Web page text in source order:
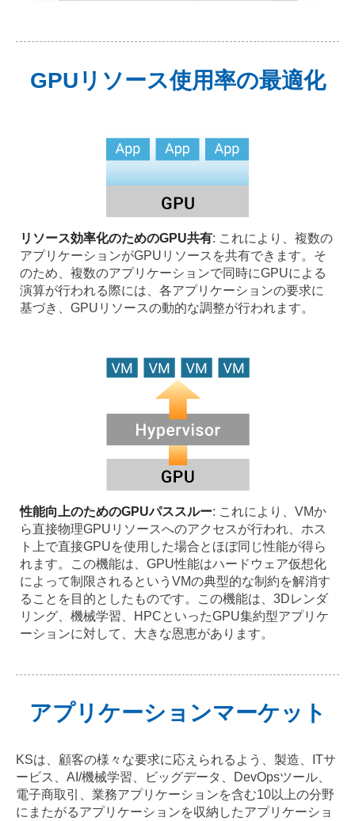
GPUリソース使用率の最適化
リソース効率化のためのGPU共有: これにより、複数の
アプリケーションがGPUリソースを共有できます。そ
のため、複数のアプリケーションで同時にGPUによる
演算が行われる際には、各アプリケーションの要求に
基づき、GPUリソースの動的な調整が行われます。
性能向上のためのGPUパススルー: これにより、VMか
ら直接物理GPUリソースへのアクセスが行われ、ホス
ト上で直接GPUを使用した場合とほぼ同じ性能が得ら
れます。この機能は、GPU性能はハードウェア仮想化
によって制限されるというVMの典型的な制約を解消す
ることを目的としたものです。この機能は、3Dレンダ
リング、機械学習、HPCといったGPU集約型アプリケ
ーションに対して、大きな恩恵があります。
アプリケーションマーケット
KSは、顧客の様々な要求に応えられるよう、製造、ITサ
ービス、AI/機械学習、ビッグデータ、DevOpsツール、
電子商取引、業務アプリケーションを含む10以上の分野
にまたがるアプリケーションを収納したアプリケーショ